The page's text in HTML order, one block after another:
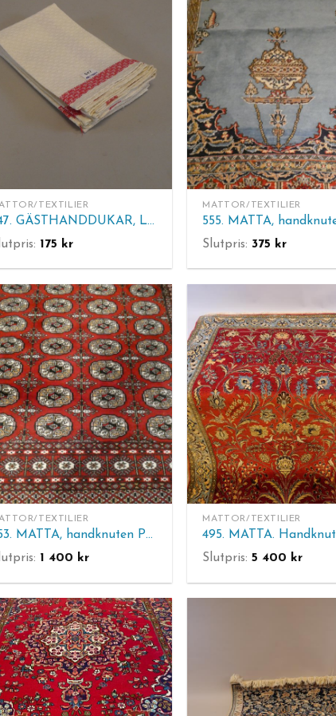
TEXTILIER
547. GÄSTHANDDUKAR, Linne 6 st. Ca 47 x 39 cm.
175 kr
MATTOR/TEXTILIER
Slutpris: 375 kr
TEXTILIER
553. MATTA, handknuten Pakistan Bochara. Ca 240 x 154 cm.
1 400 kr
MATTOR/TEXTILIER
Slutpris: 5 400 kr